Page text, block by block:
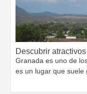
Descubrir
Granada es uno de
es un lugar que suele